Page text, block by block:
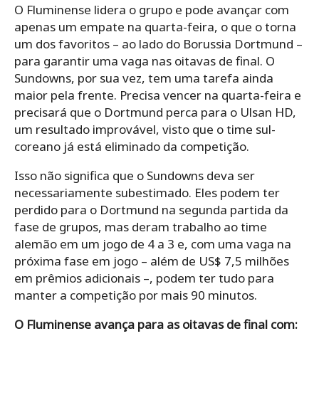
O Fluminense lidera o grupo e pode avançar com
apenas um empate na quarta-feira, o que o torna
um dos favoritos – ao lado do Borussia Dortmund –
para garantir uma vaga nas oitavas de final. O
Sundowns, por sua vez, tem uma tarefa ainda
maior pela frente. Precisa vencer na quarta-feira e
precisará que o Dortmund perca para o Ulsan HD,
um resultado improvável, visto que o time sul-
coreano já está eliminado da competição.
Isso não significa que o Sundowns deva ser
necessariamente subestimado. Eles podem ter
perdido para o Dortmund na segunda partida da
fase de grupos, mas deram trabalho ao time
alemão em um jogo de 4 a 3 e, com uma vaga na
próxima fase em jogo – além de US$ 7,5 milhões
em prêmios adicionais –, podem ter tudo para
manter a competição por mais 90 minutos.
O Fluminense avança para as oitavas de final com: